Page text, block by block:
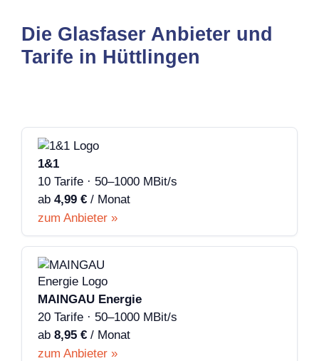
Die Glasfaser Anbieter und
Tarife in Hüttlingen
1&1
10 Tarife · 50–1000 MBit/s
ab 4,99 € / Monat
zum Anbieter »
MAINGAU Energie
20 Tarife · 50–1000 MBit/s
ab 8,95 € / Monat
zum Anbieter »